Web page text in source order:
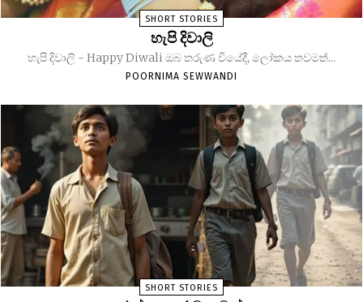
SHORT STORIES
හැපි දිවාලි
හැපි දිවාලි - Happy Diwali ඔබ තරුණ වියේදී, ලෝකය තවමත්...
POORNIMA SEWWANDI
SHORT STORIES